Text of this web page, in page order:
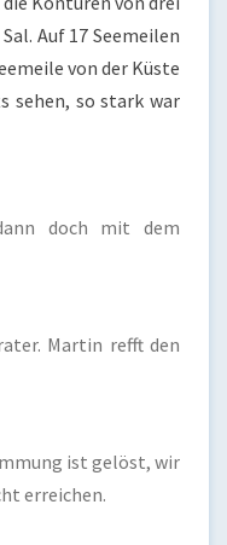
Auf 17 Seemeilen
von der Küste
sehen, so stark war
doch mit dem
Martin refft den
ist gelöst, wir
erreichen.